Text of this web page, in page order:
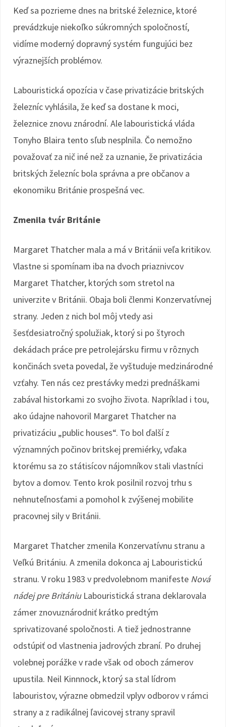
Keď sa pozrieme dnes na britské železnice, ktoré
prevádzkuje niekoľko súkromných spoločností,
vidíme moderný dopravný systém fungujúci bez
výraznejších problémov.
Labouristická opozícia v čase privatizácie britských
železníc vyhlásila, že keď sa dostane k moci,
železnice znovu znárodní. Ale labouristická vláda
Tonyho Blaira tento sľub nesplnila. Čo nemožno
považovať za nič iné než za uznanie, že privatizácia
britských železníc bola správna a pre občanov a
ekonomiku Británie prospešná vec.
Zmenila tvár Británie
Margaret Thatcher mala a má v Británii veľa kritikov.
Vlastne si spomínam iba na dvoch priaznivcov
Margaret Thatcher, ktorých som stretol na
univerzite v Británii. Obaja boli členmi Konzervatívnej
strany. Jeden z nich bol môj vtedy asi
šesťdesiatročný spolužiak, ktorý si po štyroch
dekádach práce pre petrolejársku firmu v rôznych
končinách sveta povedal, že vyštuduje medzinárodné
vzťahy. Ten nás cez prestávky medzi prednáškami
zabával historkami zo svojho života. Napríklad i tou,
ako údajne nahovoril Margaret Thatcher na
privatizáciu „public houses“. To bol ďalší z
významných počinov britskej premiérky, vďaka
ktorému sa zo státisícov nájomníkov stali vlastníci
bytov a domov. Tento krok posilnil rozvoj trhu s
nehnuteľnosťami a pomohol k zvýšenej mobilite
pracovnej sily v Británii.
Margaret Thatcher zmenila Konzervatívnu stranu a
Veľkú Britániu. A zmenila dokonca aj Labouristickú
stranu. V roku 1983 v predvolebnom manifeste Nová
nádej pre BritániuLabouristická strana deklarovala
zámer znovuznárodniť krátko predtým
sprivatizované spoločnosti. A tiež jednostranne
odstúpiť od vlastnenia jadrových zbraní. Po druhej
volebnej porážke v rade však od oboch zámerov
upustila. Neil Kinnnock, ktorý sa stal lídrom
labouristov, výrazne obmedzil vplyv odborov v rámci
strany a z radikálnej ľavicovej strany spravil